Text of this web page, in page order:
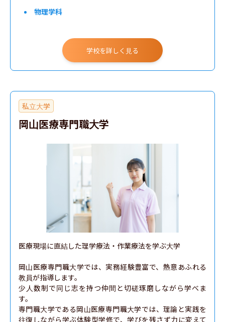
物理学科
工学部
情報理工学部
生命科学部
アクティブラーナーズコース
学校を詳しく見る
私立大学
岡山医療専門職大学
医療現場に直結した理学療法・作業療法を学ぶ大学
岡山医療専門職大学では、実務経験豊富で、熱意あふれる
教員が指導します。
少人数制で同じ志を持つ仲間と切磋琢磨しながら学べま
す。
専門職大学である岡山医療専門職大学では、理論と実践を
往復しながら学ぶ体験型学修で、学びを残さず力に変えて